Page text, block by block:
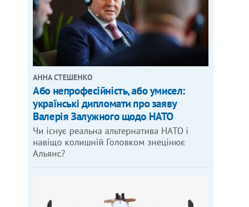
АННА СТЕШЕНКО
Або непрофесійність, або умисел:
українські дипломати про заяву
Валерія Залужного щодо НАТО
Чи існує реальна альтернатива НАТО і
навіщо колишній Головком знецінює
Альянс?